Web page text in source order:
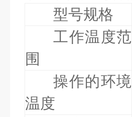
型号规格
工作温度范
围
操作的环境
温度